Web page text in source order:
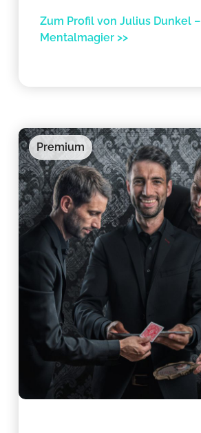
Zum Profil von Julius Dunkel –
Mentalmagier >>
Premium